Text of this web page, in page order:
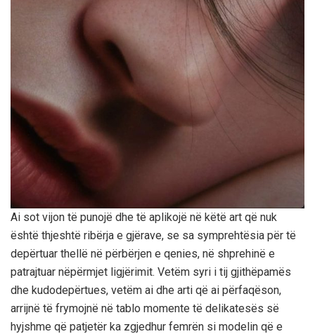
Ai sot vijon të punojë dhe të aplikojë në këtë art që nuk
është thjeshtë ribërja e gjërave, se sa symprehtësia për të
depërtuar thellë në përbërjen e qenies, në shprehinë e
patrajtuar nëpërmjet ligjërimit. Vetëm syri i tij gjithëpamës
dhe kudodepërtues, vetëm ai dhe arti që ai përfaqëson,
arrijnë të frymojnë në tablo momente të delikatesës së
hyjshme që patjetër ka zgjedhur femrën si modelin që e